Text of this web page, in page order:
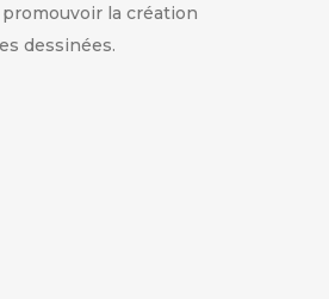
la création
dessinées.